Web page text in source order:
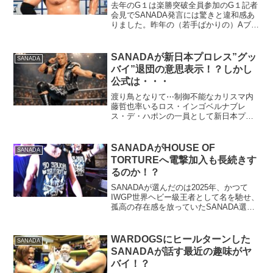
去年のG１は楽勝突破全員参加のG１記者
会見でSANADA発言には驚きと違和感あ
りました。昨年の（若手ばかりの）Aブロ
ばります的な発言。去年のG１Aブロック
楽勝発言は、新...
SANADA
SANADAが新日本プロレス”グッ
バイ”退団の意思表示！？しかし
公式は・・・
渡り鳥となりて⋯制御不能なカリスマ内
藤哲也率いるロス・インゴベルナブレ
ス・デ・ハポンの一員として新日本プロ
な身体能力と美しいレスリングで、静か
に評価を積み重ねていっ...
SANADA
SANADAがHOUSE OF
TORTUREへ電撃加入も長続きす
るのか！？
SANADAが選んだのは2025年、かつて
IWGP世界ヘビー級王者として名を馳せ、
孤高の存在感を放っていたSANADA選手
SANADA選手といえば、これま...
SANADA
WARDOGSにヒールターンした
SANADAが話す最近の趣味がヤ
バイ！？